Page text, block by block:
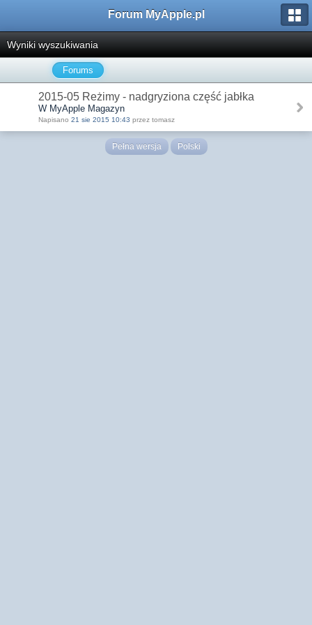
Forum MyApple.pl
Wyniki wyszukiwania
Forums
2015-05 Reżimy - nadgryziona część jabłka
W MyApple Magazyn
Napisano 21 sie 2015 10:43 przez tomasz
Pełna wersja Polski